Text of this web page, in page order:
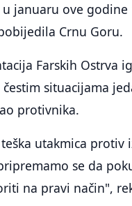
januaru ove
Crnu Goru.
Farskih Ostrva
situacijama
protivnika.
utakmica
se da
na pravi način",